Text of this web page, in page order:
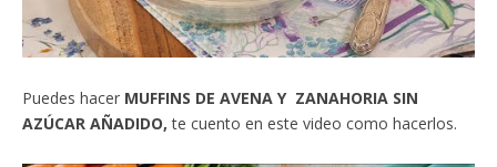
Puedes hacer MUFFINS DE AVENA Y ZANAHORIA SIN
AZÚCAR AÑADIDO, te cuento en este video como hacerlos.